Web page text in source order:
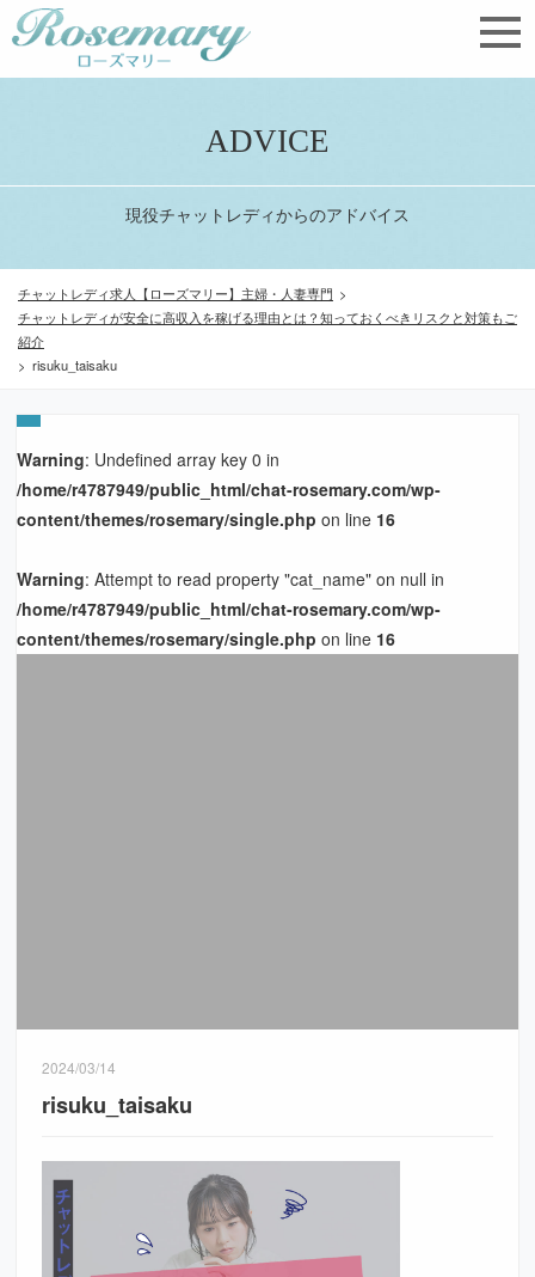
ADVICE
現役チャットレディからのアドバイス
チャットレディ求人【ローズマリー】主婦・人妻専門 >
チャットレディが安全に高収入を稼げる理由とは？知っておくべきリスクと対策もご
紹介
> risuku_taisaku
Warning: Undefined array key 0 in
/home/r4787949/public_html/chat-rosemary.com/wp-
content/themes/rosemary/single.php on line 16
Warning: Attempt to read property "cat_name" on null in
/home/r4787949/public_html/chat-rosemary.com/wp-
content/themes/rosemary/single.php on line 16
2024/03/14
risuku_taisaku